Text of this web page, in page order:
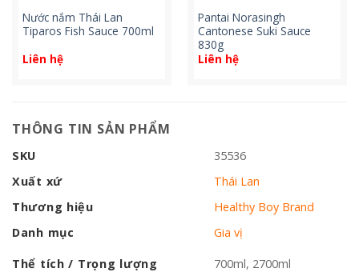
Nước nắm Thái Lan
Tiparos Fish Sauce 700ml
Liên hệ
Pantai Norasingh
Cantonese Suki Sauce
830g
Liên hệ
THÔNG TIN SẢN PHẨM
SKU
35536
Xuất xứ
Thái Lan
Thương hiệu
Healthy Boy Brand
Danh mục
Gia vị
Thể tích / Trọng lượng 700ml, 2700ml